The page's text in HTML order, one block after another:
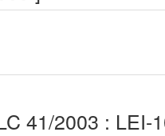
41/2003 : LEI-